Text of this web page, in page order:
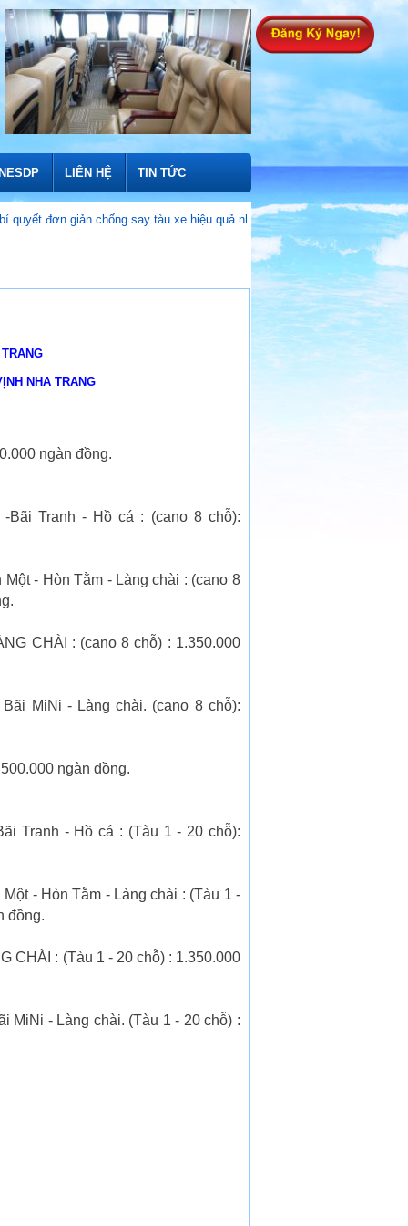
LIÊN HỆ TIN TỨC
giản chống say tàu xe hiệu quả nhất Vì sao tuyến tàu cao tốc TP
NHA TRANG
ngàn đồng.
Bãi Tranh - Hồ cá : (cano 8 chỗ):
- Hòn Tằm - Làng chài : (cano 8
CHÀI : (cano 8 chỗ) : 1.350.000
MiNi - Làng chài. (cano 8 chỗ):
ngàn đồng.
Tranh - Hồ cá : (Tàu 1 - 20 chỗ):
- Hòn Tằm - Làng chài : (Tàu 1 -
đồng.
CHÀI : (Tàu 1 - 20 chỗ) : 1.350.000
MiNi - Làng chài. (Tàu 1 - 20 chỗ) :